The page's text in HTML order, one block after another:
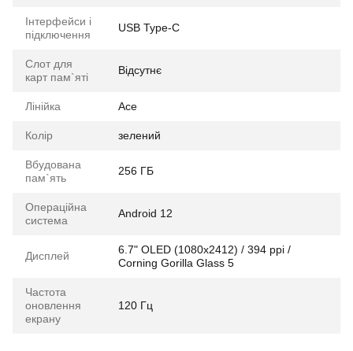
Інтерфейси і
підключення
USB Type-C
Слот для
карт пам`яті
Відсутнє
Лінійка Ace
Колір зелений
Вбудована
пам`ять
256 ГБ
Операційна
система
Android 12
Дисплей
6.7" OLED (1080x2412) / 394 ppi /
Corning Gorilla Glass 5
Частота
оновлення
екрану
120 Гц